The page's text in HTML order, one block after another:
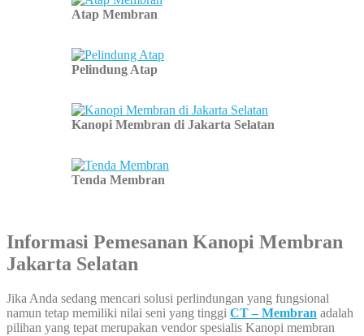
Atap Membran
Pelindung Atap
Kanopi Membran di Jakarta Selatan
Tenda Membran
Informasi Pemesanan Kanopi Membran
Jakarta Selatan
Jika Anda sedang mencari solusi perlindungan yang fungsional
namun tetap memiliki nilai seni yang tinggi CT – Membran adalah
pilihan yang tepat merupakan vendor spesialis Kanopi membran